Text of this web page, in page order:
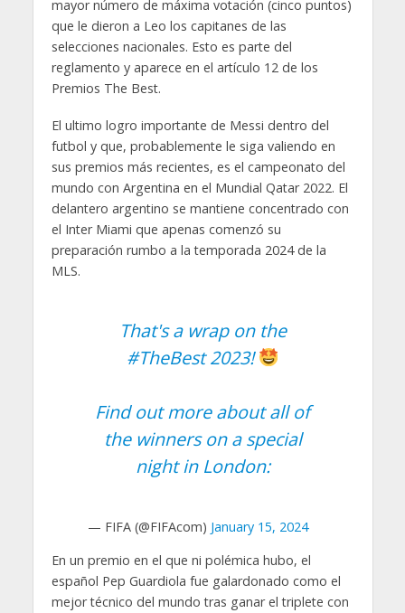
mayor número de máxima votación (cinco puntos)
que le dieron a Leo los capitanes de las
selecciones nacionales. Esto es parte del
reglamento y aparece en el artículo 12 de los
Premios The Best.
El ultimo logro importante de Messi dentro del
futbol y que, probablemente le siga valiendo en
sus premios más recientes, es el campeonato del
mundo con Argentina en el Mundial Qatar 2022. El
delantero argentino se mantiene concentrado con
el Inter Miami que apenas comenzó su
preparación rumbo a la temporada 2024 de la
MLS.
That's a wrap on the
#TheBest2023!
Find out more about all of
the winners on a special
night in London:
— FIFA (@FIFAcom) January 15, 2024
En un premio en el que ni polémica hubo, el
español Pep Guardiola fue galardonado como el
mejor técnico del mundo tras ganar el triplete con